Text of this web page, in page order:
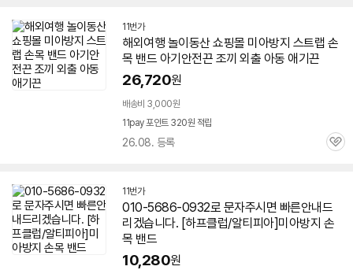
11번가
해외여행 놀이동산 쇼핑몰 미아방지 스트랩 손
목 밴드 아기안전끈 조끼 외출 아동 애기끈
26,720원
배송비 3,000원
11pay 포인트 320원 적립
26.08. 등록
관
11번가
010-5686-0932로 문자주시면 빠른안내드
리겠습니다. [하프클럽/알티피아]미아방지 손
목 밴드
10,280원